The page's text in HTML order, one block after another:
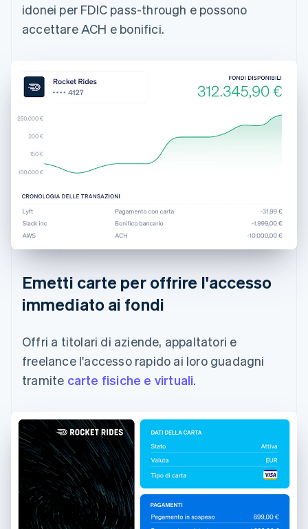
idonei per FDIC pass-through e possono
accettare ACH e bonifici.
Emetti carte per offrire l'accesso
immediato ai fondi
Offri a titolari di aziende, appaltatori e
freelance l'accesso rapido ai loro guadagni
tramite carte fisiche e virtuali.